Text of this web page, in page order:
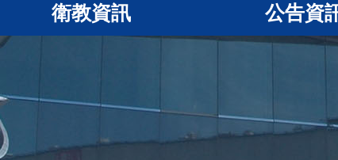
衛教資訊 公告資